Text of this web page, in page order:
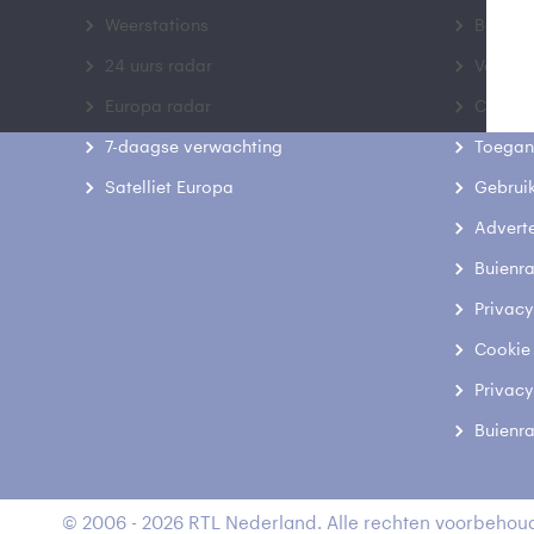
Weerstations
24 uurs radar
Europa radar
7-daagse verwachting
Satelliet Europa
Contact
© 2006 - 2026 RTL Nederland. Alle rechten